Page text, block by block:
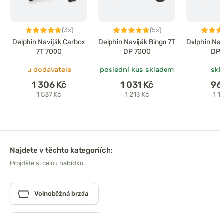
(3x)
Delphin Naviják Carbox
7T 7000
u dodavatele
1 306 Kč
1 537 Kč
(5x)
Delphin Naviják Bingo 7T
DP 7000
poslední kus skladem
1 031 Kč
1 213 Kč
Delphin
1
Najdete v těchto kategoriích:
Projděte si celou nabídku.
Volnoběžná brzda